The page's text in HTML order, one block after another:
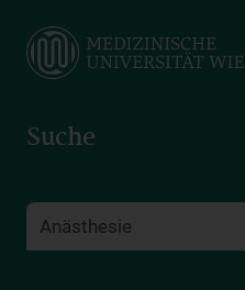
main
Suche